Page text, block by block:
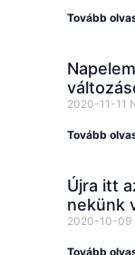
Tovább
2020-11-11
Tovább
Újra itt
nekünk
2020-10-09
Tovább